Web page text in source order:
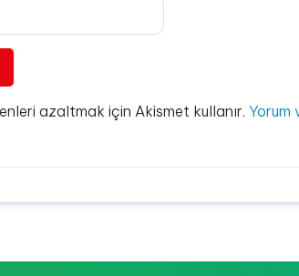
azaltmak için Akismet kullanır. Yorum